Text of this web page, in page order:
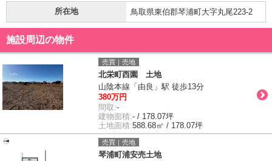
所在地 鳥取県東伯郡琴浦町大字丸尾223-2
施設周辺の物件
売買｜売地
北栄町西園 土地
山陰本線「由良」駅 徒歩13分
380万円
間取:-
建物面積:- / 178.07坪
土地面積:588.68㎡ / 178.07坪
売買｜売地
琴浦町浦安売土地